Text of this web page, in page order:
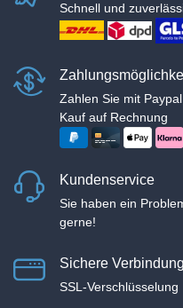
Schnell und
Zahlen Sie mit
Kauf auf Rechnung
Kundenservice
Sie haben ein
gerne!
Sichere Verbindung
SSL-Verschlüsselung